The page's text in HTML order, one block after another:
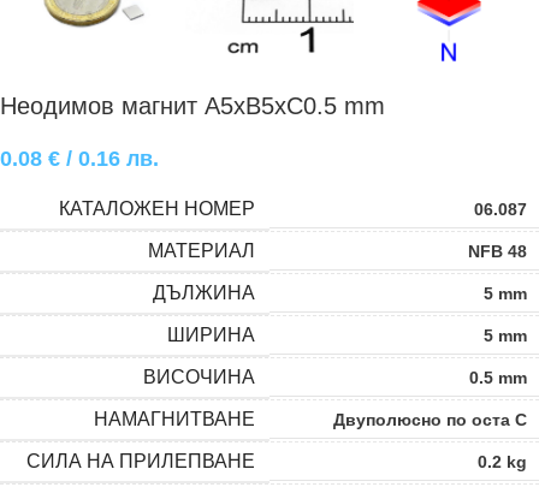
Неодимов магнит A5xB5xC0.5 mm
0.08 € / 0.16 лв.
КАТАЛОЖЕН НОМЕР 06.087
МАТЕРИАЛ NFB 48
ДЪЛЖИНА 5 mm
ШИРИНА 5 mm
ВИСОЧИНА 0.5 mm
НАМАГНИТВАНЕ Двуполюсно по оста C
СИЛА НА ПРИЛЕПВАНЕ 0.2 kg